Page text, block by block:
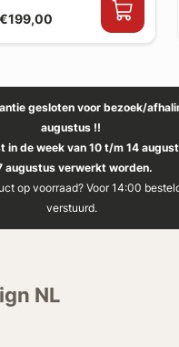
€199,00
gesloten voor bezoek/
augustus !!
in de week van 10 t/m 14
augustus verwerkt worden.
op voorraad? Voor 14:00
verstuurd.
NL